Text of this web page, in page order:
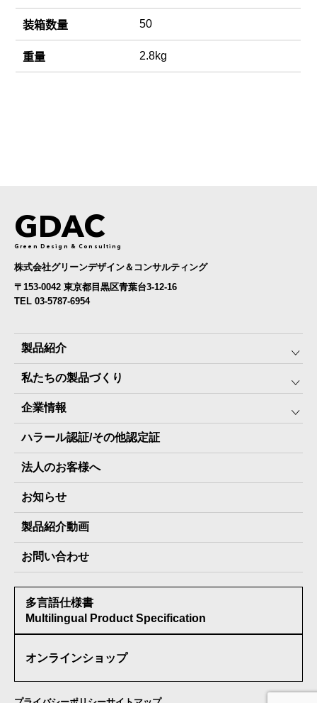
装箱数量 50
重量 2.8kg
GDAC
Green Design & Consulting
株式会社グリーンデザイン＆コンサルティング
〒153-0042 東京都目黒区青葉台3-12-16
TEL 03-5787-6954
製品紹介
みんなの保存⾷
The Next Dekade10年保存
The Next Dekade7年保存
JARAペットフード7年保存
その他製品
私たちの製品づくり
SDGSへの取り組み
JARA(ペット⽤防災備蓄⾷)について
地産地消パッケージについて
企業情報
社⻑ご挨拶
スタッフ紹介
会社概要
製品納入実績
情報セキュリティ基本方針
受賞歴
ハラール認証/その他認定証
法人のお客様へ
お知らせ
製品紹介動画
お問い合わせ
多言語仕様書
Multilingual Product Specification
オンラインショップ